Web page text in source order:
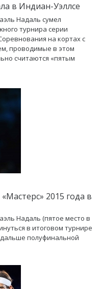
в Индиан-Уэллсе
Надаль сумел
турнира серии
на кортах с
проводимые в этом
считаются «пятым
2015 года в
Надаль (пятое место в
в итоговом турнире
полуфинальной